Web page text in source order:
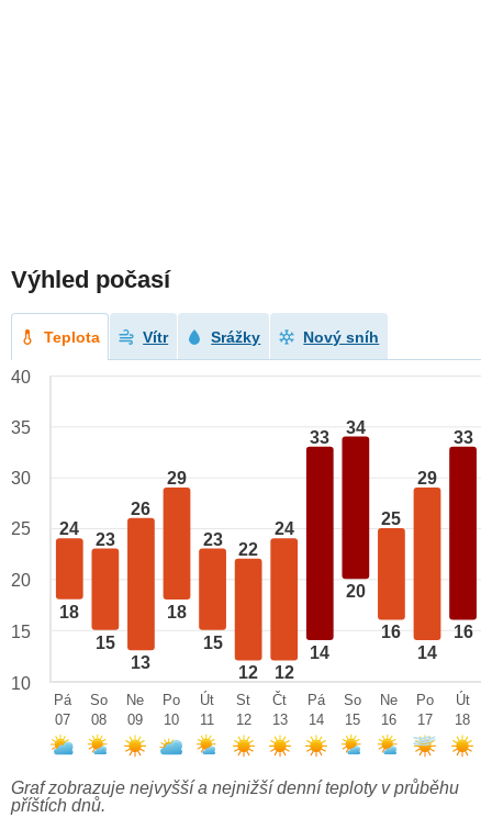
Výhled počasí
Teplota Vítr Srážky Nový sníh
24
18
23
15
26
13
29
18
23
15
22
12
24
12
33
14
34
20
25
16
29
14
33
16
40
35
30
25
20
15
10
Pá
07
So
08
Ne
09
Po
10
Út
11
St
12
Čt
13
Pá
14
So
15
Ne
16
Po
17
Út
18
Graf zobrazuje nejvyšší a nejnižší denní teploty v průběhu
příštích dnů.